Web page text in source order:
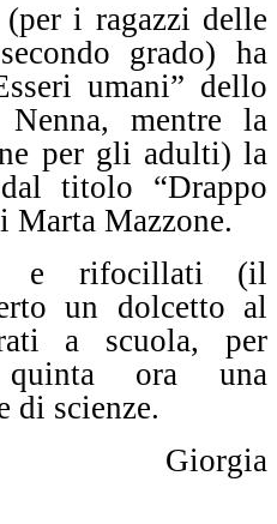
i ragazzi delle
grado) ha
umani” dello
mentre la
per gli adulti) la
titolo “Drappo
Marta Mazzone.
e rifocillati (il
un dolcetto al
a scuola, per
ora una
di scienze.
Giorgia